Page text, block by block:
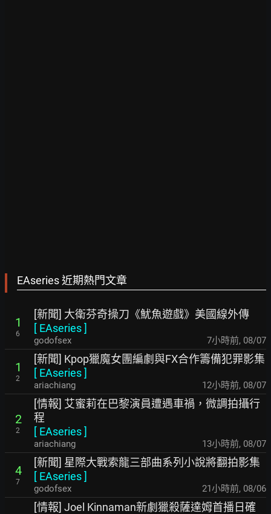
EAseries 近期熱門文章
1
6
[新聞] 大衛芬奇操刀《魷魚遊戲》美國線外傳
[ EAseries]
godofsex 7小時前, 08/07
1
2
[新聞] Kpop獵魔女團編劇與FX合作籌備犯罪影集
[ EAseries]
ariachiang 12小時前, 08/07
2
2
[情報] 艾蜜莉在巴黎演員遭遇車禍，微調拍攝行
程
[ EAseries]
ariachiang 13小時前, 08/07
4
7
[新聞] 星際大戰索龍三部曲系列小說將翻拍影集
[ EAseries]
godofsex 21小時前, 08/06
[情報] Joel Kinnaman新劇獵殺薩達姆首播日確